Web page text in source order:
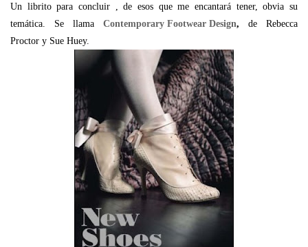
Un librito para concluir , de esos que me encantará tener, obvia su
temática. Se llama Contemporary Footwear Design, de Rebecca
Proctor y Sue Huey.